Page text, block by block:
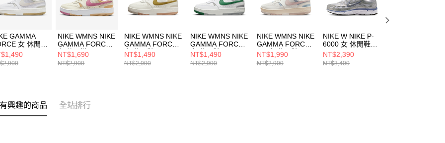
GAMMA
女 休閒鞋
NIKE WMNS NIKE
GAMMA FORCE
女 休閒鞋
DX9176005
NT$1,690
NT$2,900
NIKE WMNS NIKE
GAMMA FORCE
女 休閒鞋
DX9176105
NT$1,490
NT$2,900
NIKE WMNS NIKE
GAMMA FORCE
女 休閒鞋
DX9176106
NT$1,490
NT$2,900
NIKE WMNS NIKE
GAMMA FORCE
NB 女 休閒鞋
IO2086103
NT$1,990
NT$2,900
NIKE W NIKE P-
6000 女 休閒鞋
BV1021014
NT$2,390
NT$3,400
興趣的商品 全站排行